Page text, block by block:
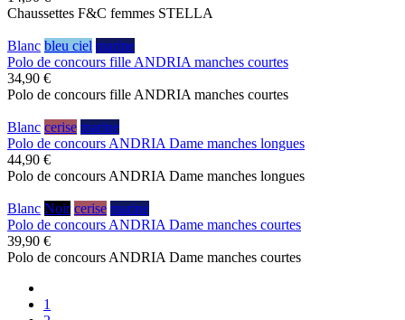
Chaussettes F&C femmes STELLA
Blanc bleu ciel marine
Polo de concours fille ANDRIA manches courtes
34,90 €
Polo de concours fille ANDRIA manches courtes
Blanc cerise marine
Polo de concours ANDRIA Dame manches longues
44,90 €
Polo de concours ANDRIA Dame manches longues
Blanc Noir cerise marine
Polo de concours ANDRIA Dame manches courtes
39,90 €
Polo de concours ANDRIA Dame manches courtes
1